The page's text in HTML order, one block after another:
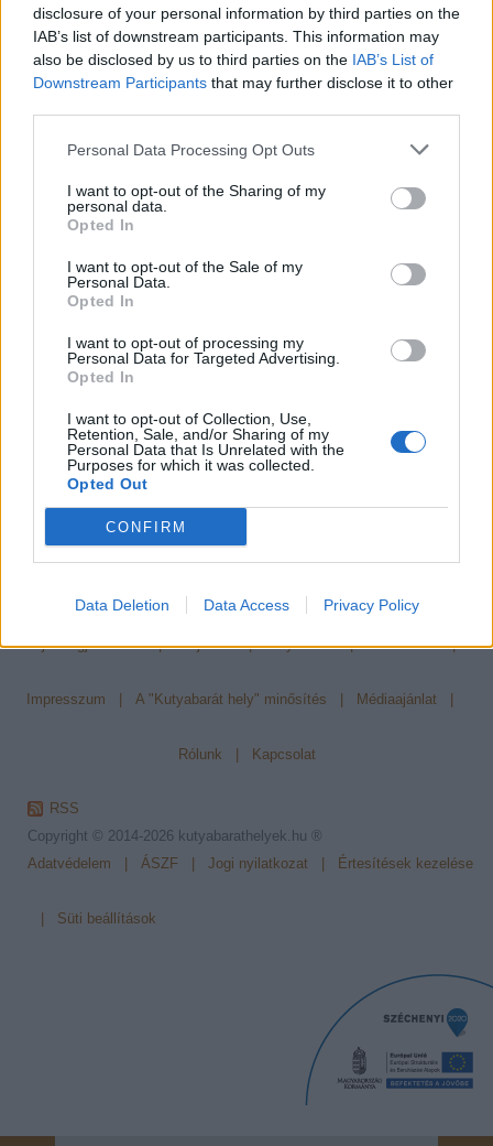
disclosure of your personal information by third parties on the
IAB’s list of downstream participants. This information may
also be disclosed by us to third parties on the IAB’s List of
Downstream Participants that may further disclose it to other
Personal Data Processing Opt Outs
I want to opt-out of the Sharing of my
personal data.
Opted In
I want to opt-out of the Sale of my
Personal Data.
Opted In
I want to opt-out of processing my
Personal Data for Targeted Advertising.
Opted In
I want to opt-out of Collection, Use,
Retention, Sale, and/or Sharing of my
Personal Data that Is Unrelated with the
Purposes for which it was collected.
Opted Out
CONFIRM
Data Deletion Data Access Privacy Policy
Térkép
[Térkép megtekintése nagy méretben]
Sajtómegjelenések|Projektek|Pályázatok|Partnereink|
Impresszum A "Kutyabarát hely" minősítés Médiaajánlat
Rólunk Kapcsolat
RSS
Copyright © 2014-2026 kutyabarathelyek.hu ®
Adatvédelem
ÁSZF Jogi nyilatkozat Értesítések kezelése
Süti beállítások